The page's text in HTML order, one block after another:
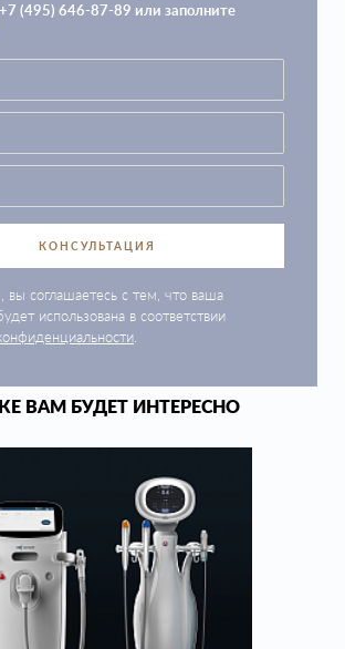
(495) 646-87-89 или заполните
КОНСУЛЬТАЦИЯ
вы соглашаетесь с тем, что ваша
использована в соответствии
ВАМ БУДЕТ ИНТЕРЕСНО